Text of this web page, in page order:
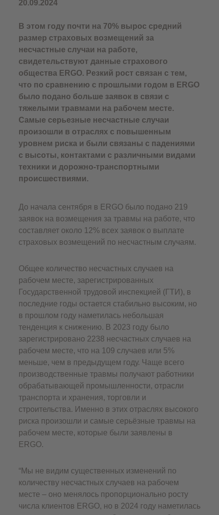
20.09.2024
В этом году почти на 70% вырос средний
размер страховых возмещений за
несчастные случаи на работе,
свидетельствуют данные страхового
общества ERGO. Резкий рост связан с тем,
что по сравнению с прошлыми годом в ERGO
было подано больше заявок в связи с
тяжелыми травмами на рабочем месте.
Самые серьезные несчастные случаи
произошли в отраслях с повышенным
уровнем риска и были связаны с падениями
с высоты, контактами с различными видами
техники и дорожно-транспортными
происшествиями.
До начала сентября в ERGO было подано 219
заявок на возмещения за травмы на работе, что
составляет около 12% всех заявок о выплате
страховых возмещений по несчастным случаям.
Общее количество несчастных случаев на
рабочем месте, зарегистрированных
Государственной трудовой инспекцией (ГТИ), в
последние годы остается стабильно высоким, но
в прошлом году наметилась небольшая
тенденция к снижению. В 2023 году было
зарегистрировано 2238 несчастных случаев на
рабочем месте, что на 109 случаев или 5%
меньше, чем в предыдущем году. Чаще всего
производственные травмы получают работники
обрабатывающей промышленности, отрасли
транспорта и хранения, торговли и
строительства. Именно в этих отраслях высокого
риска произошли и самые серьёзные травмы на
рабочем месте, которые были заявлены в
ERGO.
“Мы не видим существенных изменений по
количеству несчастных случаев на рабочем
месте – оно менялось пропорционально росту
числа клиентов ERGO, но в 2024 году наметилась